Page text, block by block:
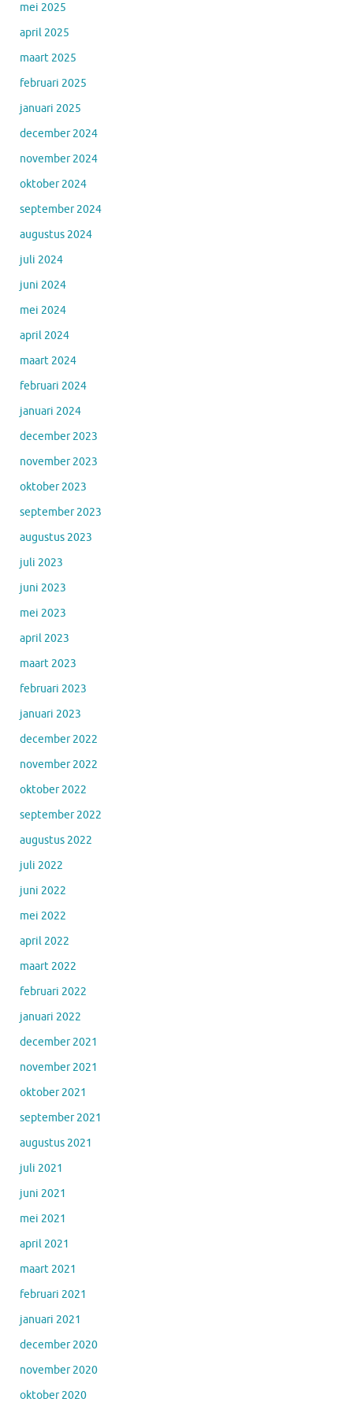
mei 2025
april 2025
maart 2025
februari 2025
januari 2025
december 2024
november 2024
oktober 2024
september 2024
augustus 2024
juli 2024
juni 2024
mei 2024
april 2024
maart 2024
februari 2024
januari 2024
december 2023
november 2023
oktober 2023
september 2023
augustus 2023
juli 2023
juni 2023
mei 2023
april 2023
maart 2023
februari 2023
januari 2023
december 2022
november 2022
oktober 2022
september 2022
augustus 2022
juli 2022
juni 2022
mei 2022
april 2022
maart 2022
februari 2022
januari 2022
december 2021
november 2021
oktober 2021
september 2021
augustus 2021
juli 2021
juni 2021
mei 2021
april 2021
maart 2021
februari 2021
januari 2021
december 2020
november 2020
oktober 2020